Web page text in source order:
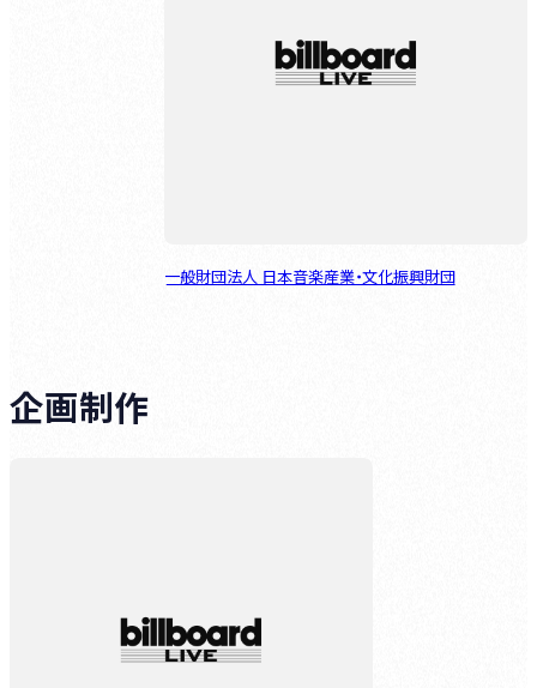
一般財団法人 日本音楽産業・文化振興財団
企画制作